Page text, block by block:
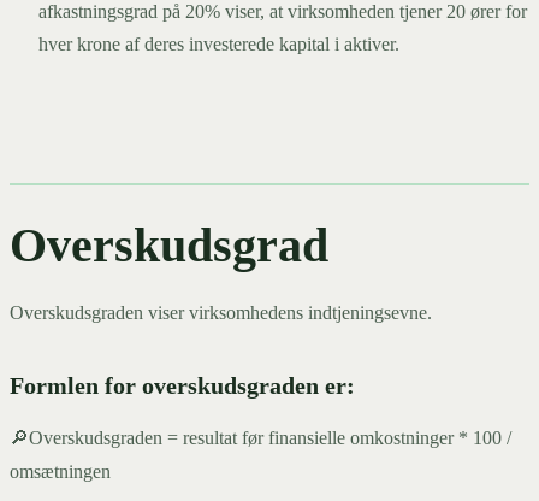
afkastningsgrad på 20% viser, at virksomheden tjener 20 ører for
hver krone af deres investerede kapital i aktiver.
Overskudsgrad
Overskudsgraden viser virksomhedens indtjeningsevne.
Formlen for overskudsgraden er:
🔎Overskudsgraden = resultat før finansielle omkostninger * 100 /
omsætningen